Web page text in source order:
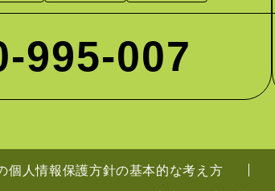
995-007
個人情報保護方針の基本的な考え方